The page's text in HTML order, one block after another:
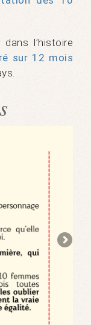
l’histoire
sur 12 mois